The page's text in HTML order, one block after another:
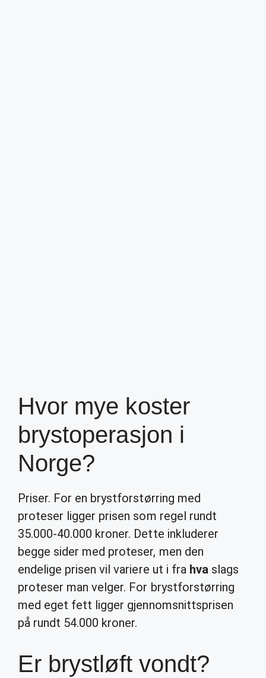
Hvor mye koster
brystoperasjon i
Norge?
Priser. For en brystforstørring med
proteser ligger prisen som regel rundt
35.000-40.000 kroner. Dette inkluderer
begge sider med proteser, men den
endelige prisen vil variere ut i fra hvaslags
proteser man velger. For brystforstørring
med eget fett ligger gjennomsnittsprisen
på rundt 54.000 kroner.
Er brystløft vondt?